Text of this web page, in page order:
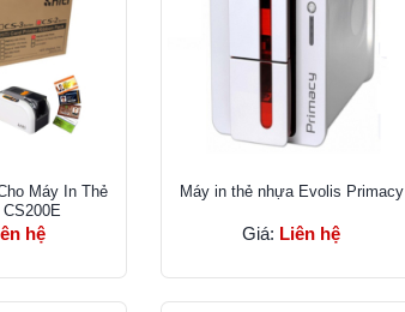
Máy In Thẻ
hệ
Máy in thẻ nhựa Evolis Primacy
Giá: Liên hệ